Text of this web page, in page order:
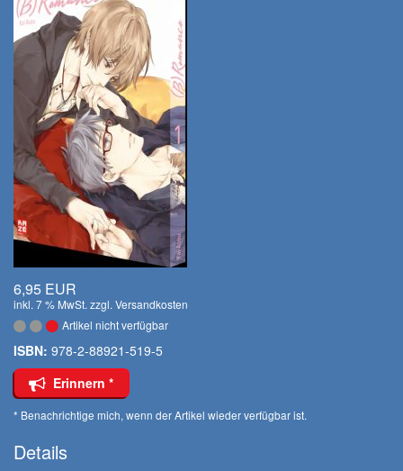
6,95 EUR
inkl. 7 % MwSt. zzgl. Versandkosten
Artikel nicht verfügbar
ISBN: 978-2-88921-519-5
Erinnern *
* Benachrichtige mich, wenn der Artikel wieder verfügbar ist.
Details